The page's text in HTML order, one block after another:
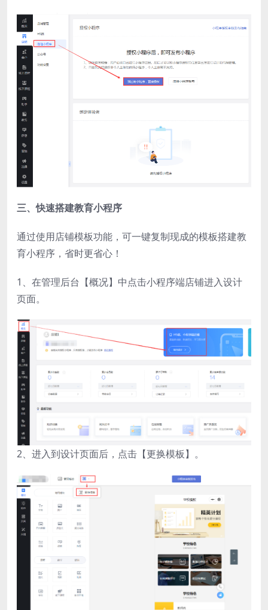
三、快速搭建教育小程序
通过使用店铺模板功能，可一键复制现成的模板搭建教
育小程序，省时更省心！
1、在管理后台【概况】中点击小程序端店铺进入设计
页面。
2、进入到设计页面后，点击【更换模板】。